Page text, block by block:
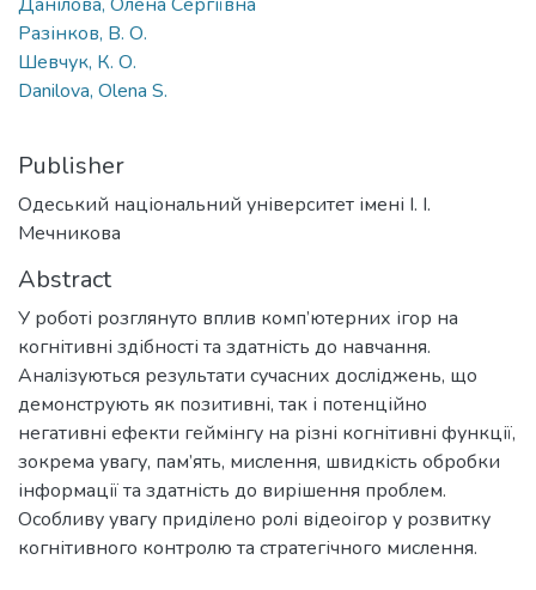
Разінков, В. О.
Шевчук, К. О.
Danilova, Olena S.
Publisher
Одеський національний університет імені І. І.
Мечникова
Abstract
У роботі розглянуто вплив комп’ютерних ігор на
когнітивні здібності та здатність до навчання.
Аналізуються результати сучасних досліджень, що
демонструють як позитивні, так і потенційно
негативні ефекти геймінгу на різні когнітивні функції,
зокрема увагу, пам’ять, мислення, швидкість обробки
інформації та здатність до вирішення проблем.
Особливу увагу приділено ролі відеоігор у розвитку